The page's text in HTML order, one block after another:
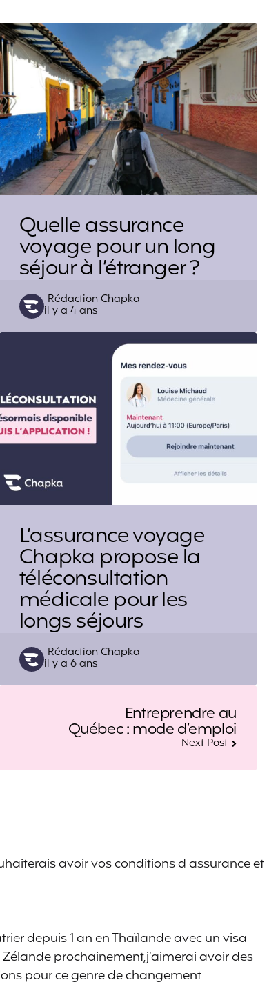
Quelle assurance
voyage pour un long
séjour à l’étranger ?
Posted
by
Rédaction Chapka
il y a 4 ans
L’assurance voyage
Chapka propose la
téléconsultation
médicale pour les
longs séjours
Posted
by
Rédaction Chapka
il y a 6 ans
Entreprendre au
Québec : mode d’emploi
Next Post
avoir vos conditions d assurance et
depuis 1 an en Thaïlande avec un visa
prochainement,j’aimerai avoir des
pour ce genre de changement